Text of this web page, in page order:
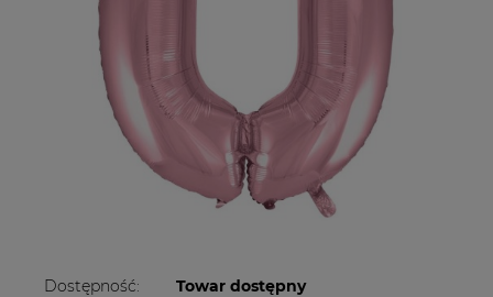
Dostępność:
Towar dostępny